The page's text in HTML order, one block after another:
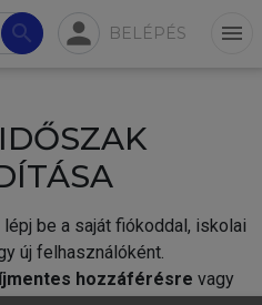
search person BELÉPÉS menu
be a saját fiókoddal, iskolai
új felhasználóként.
hozzáférésre vagy